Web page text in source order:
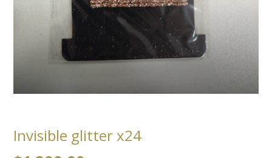
Invisible glitter x24